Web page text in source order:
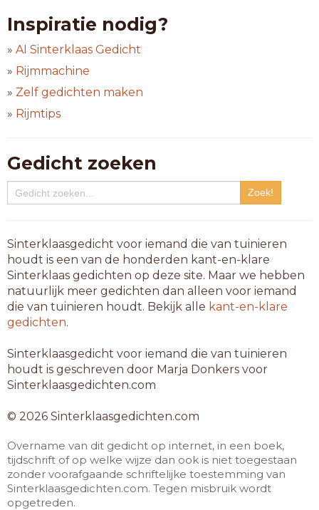
Inspiratie nodig?
» AI Sinterklaas Gedicht
» Rijmmachine
» Zelf gedichten maken
» Rijmtips
Gedicht zoeken
Sinterklaasgedicht voor iemand die van tuinieren
houdt is een van de honderden kant-en-klare
Sinterklaas gedichten op deze site. Maar we hebben
natuurlijk meer gedichten dan alleen voor iemand
die van tuinieren houdt. Bekijk alle kant-en-klare
gedichten.
Sinterklaasgedicht voor iemand die van tuinieren
houdt is geschreven door Marja Donkers voor
Sinterklaasgedichten.com
© 2026 Sinterklaasgedichten.com
Overname van dit gedicht op internet, in een boek,
tijdschrift of op welke wijze dan ook is niet toegestaan
zonder voorafgaande schriftelijke toestemming van
Sinterklaasgedichten.com. Tegen misbruik wordt
opgetreden.